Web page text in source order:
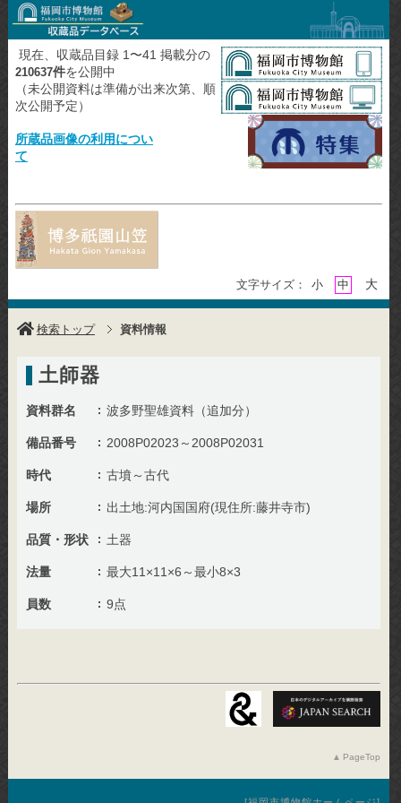
現在、収蔵品目録 1〜41 掲載分の
210637件を公開中
（未公開資料は準備が出来次第、順
次公開予定）
所蔵品画像の利用につい
て
文字サイズ： 小 中 大
検索トップ 資料情報
土師器
資料群名 波多野聖雄資料（追加分）
備品番号 2008P02023～2008P02031
時代 古墳～古代
場所 出土地:河内国国府(現住所:藤井寺市)
品質・形状 土器
法量 最大11×11×6～最小8×3
員数 9点
PageTop